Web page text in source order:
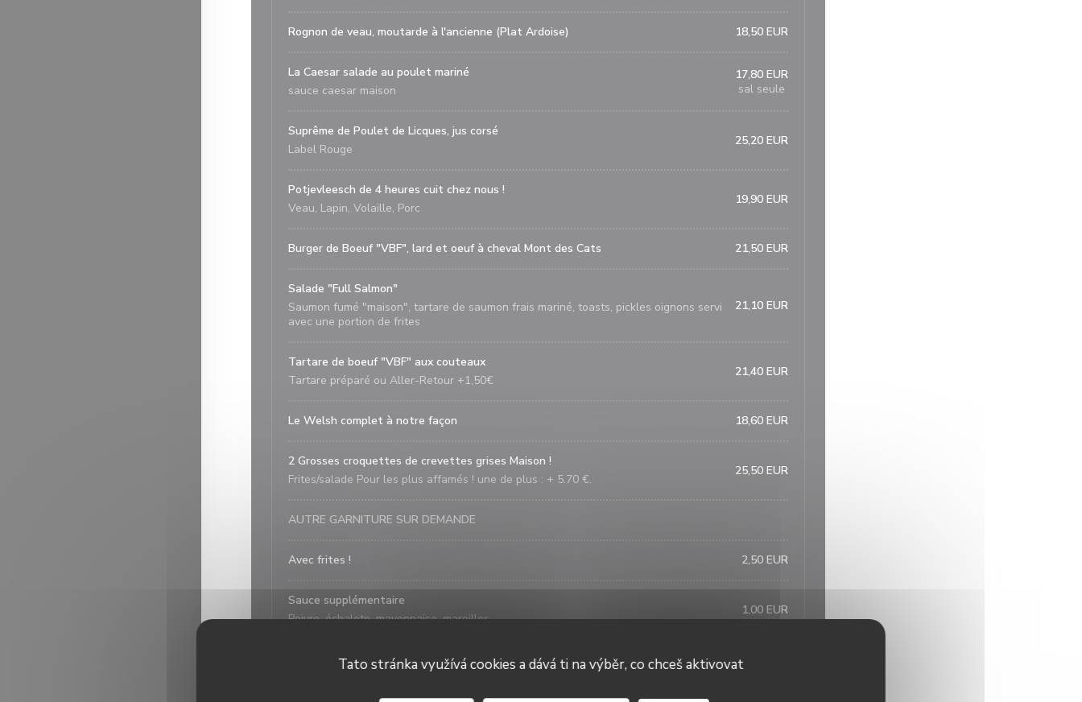
Tato stránka využívá cookies a dává ti na výběr, co chceš aktivovat
Rognon de veau, moutarde à l'ancienne (Plat Ardoise) 18,50 EUR
La Caesar salade au poulet mariné
sauce caesar maison
17,80 EUR
sal seule
Suprême de Poulet de Licques, jus corsé
Label Rouge
25,20 EUR
Potjevleesch de 4 heures cuit chez nous !
Veau, Lapin, Volaille, Porc
19,90 EUR
Burger de Boeuf "VBF", lard et oeuf à cheval Mont des Cats 21,50 EUR
Salade "Full Salmon"
Saumon fumé "maison", tartare de saumon frais mariné, toasts, pickles oignons servi
avec une portion de frites
21,10 EUR
Tartare de boeuf "VBF" aux couteaux
Tartare préparé ou Aller-Retour +1,50€
21,40 EUR
Le Welsh complet à notre façon 18,60 EUR
2 Grosses croquettes de crevettes grises Maison !
Frites/salade Pour les plus affamés ! une de plus : + 5.70 €.
25,50 EUR
AUTRE GARNITURE SUR DEMANDE
Avec frites ! 2,50 EUR
Sauce supplémentaire
Poivre, échalote, mayonnaise, maroilles
1,00 EUR
Garniture supplémentaire 2,80 EUR
Les desserts